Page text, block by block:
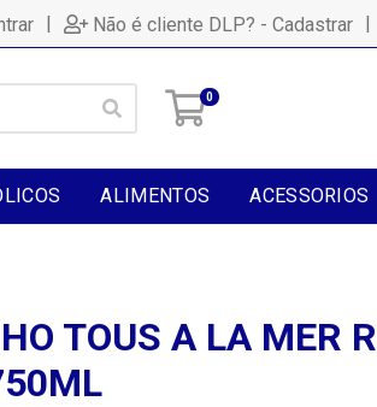
| Não é cliente DLP? - Cadastrar |
0
ALIMENTOS ACESSORIOS
TOUS A LA MER